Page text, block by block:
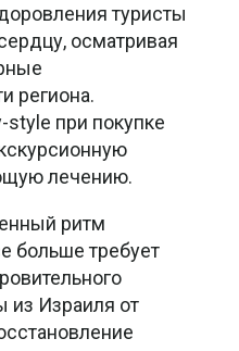
туристы
осматривая
региона.
при покупке
лечению.
ритм
больше требует
из Израиля от